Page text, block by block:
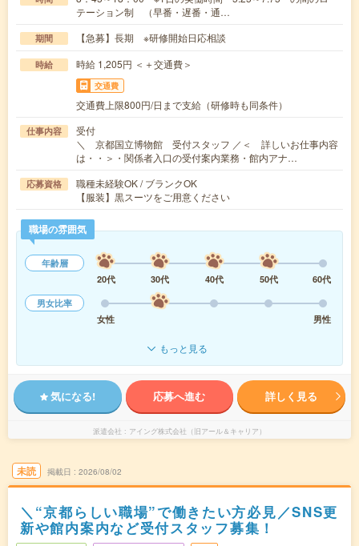
テーション制 （早番・遅番・通…
期間 【急募】長期 ※研修開始日応相談
時給 時給 1,205円 ＜＋交通費＞
交通費
交通費上限800円/日まで支給（研修時も同条件）
仕事内容
受付
＼ 京都国立博物館 受付スタッフ ／＜ 詳しいお仕事内容
は・・＞・関係者入口の受付案内業務・館内アナ…
応募資格
職種未経験OK / ブランクOK
【服装】黒スーツをご用意ください
職場の雰囲気
年齢層
20代
30代 40代 50代
60代
男女比率
女性
男性
もっと見る
気になる! 応募へ進む 詳しく見る
派遣会社 アイング株式会社（旧アール＆キャリア）
未読 掲載日 2026/08/02
＼“京都らしい職場”で働きたい方必見／SNS更
新や館内案内など受付スタッフ募集！